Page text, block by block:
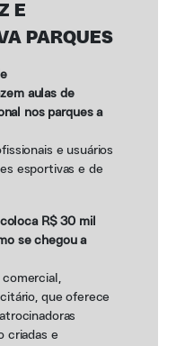
E
PARQUES
aulas de
nos parques a
e usuários
esportivas e de
R$ 30 mil
se chegou a
que oferece
criadas e